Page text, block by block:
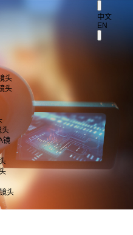
头
头
头
镜
头
中文
EN